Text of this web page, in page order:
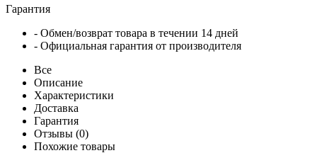
Гарантия
- Обмен/возврат товара в течении 14 дней
- Официальная гарантия от производителя
Все
Описание
Характеристики
Доставка
Гарантия
Отзывы (0)
Похожие товары